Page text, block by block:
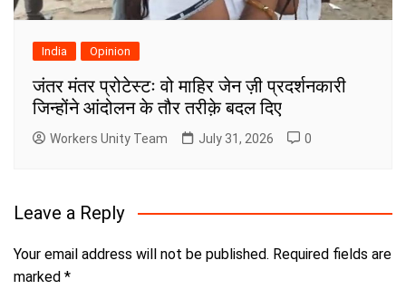
India Opinion
जंतर मंतर प्रोटेस्टः वो माहिर जेन ज़ी प्रदर्शनकारी
जिन्होंने आंदोलन के तौर तरीक़े बदल दिए
Workers Unity Team July 31, 2026 0
Leave a Reply
Your email address will not be published. Required fields are
marked *